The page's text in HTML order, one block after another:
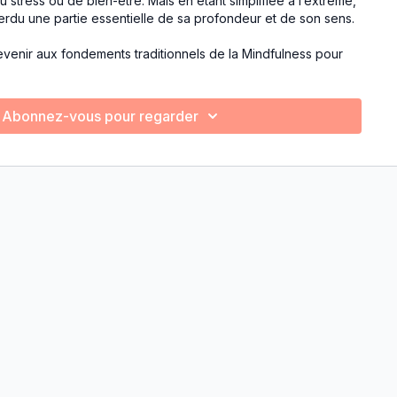
une partie essentielle de sa profondeur et de son sens.
aux fondements traditionnels de la Mindfulness pour
réellement la méditation, pourquoi certaines difficultés
Abonnez-vous pour regarder